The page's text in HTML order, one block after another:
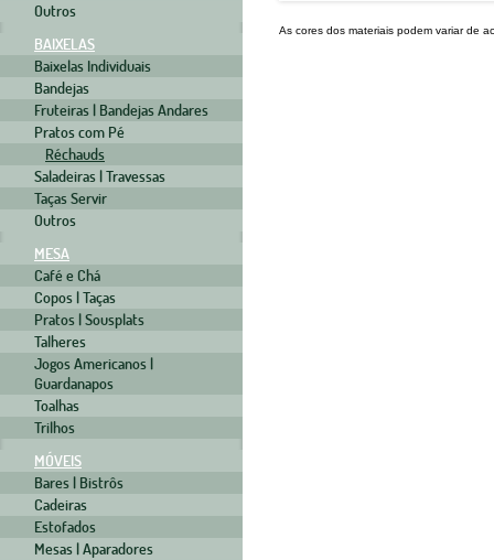
Outros
BAIXELAS
Baixelas Individuais
Bandejas
Fruteiras | Bandejas Andares
Pratos com Pé
Réchauds
Saladeiras | Travessas
Taças Servir
Outros
MESA
Café e Chá
Copos | Taças
Pratos | Sousplats
Talheres
Jogos Americanos |
Guardanapos
Toalhas
Trilhos
MÓVEIS
Bares | Bistrôs
Cadeiras
Estofados
Mesas | Aparadores
As cores dos materiais podem variar de